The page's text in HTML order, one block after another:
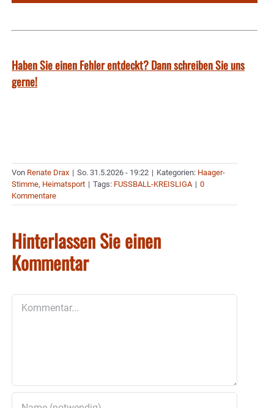
Haben Sie einen Fehler entdeckt? Dann schreiben Sie uns
gerne!
Von Renate Drax | So. 31.5.2026 - 19:22 | Kategorien: Haager-
Stimme, Heimatsport | Tags: FUSSBALL-KREISLIGA | 0
Kommentare
Hinterlassen Sie einen
Kommentar